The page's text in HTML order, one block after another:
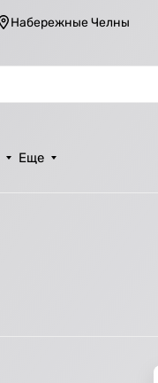
Набережные Челны
Еще